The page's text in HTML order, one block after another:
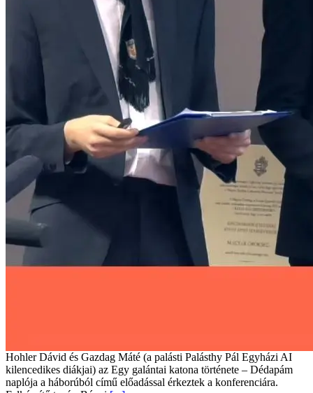
Hohler Dávid és Gazdag Máté (a palásti Palásthy Pál Egyházi AI
kilencedikes diákjai) az Egy galántai katona története – Dédapám
naplója a háborúból című előadással érkeztek a konferenciára.